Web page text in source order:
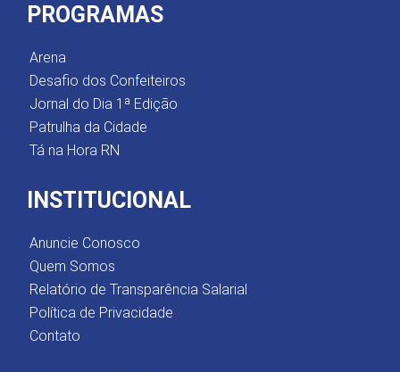
PROGRAMAS
Arena
Desafio dos Confeiteiros
Jornal do Dia 1ª Edição
Patrulha da Cidade
Tá na Hora RN
INSTITUCIONAL
Anuncie Conosco
Quem Somos
Relatório de Transparência Salarial
Política de Privacidade
Contato